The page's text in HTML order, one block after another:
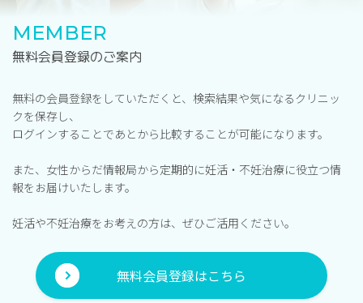
MEMBER
無料会員登録のご案内
無料の会員登録をしていただくと、検索結果や気になるクリニッ
クを保存し、
ログインすることであとから比較することが可能になります。
また、女性からだ情報局から定期的に妊活・不妊治療に役立つ情
報をお届けいたします。
妊活や不妊治療をお考えの方は、ぜひご活用ください。
無料会員登録はこちら